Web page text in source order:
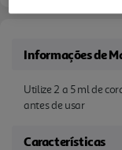
Informações de
Utilize 2 a 5 ml de
antes de usar
Características